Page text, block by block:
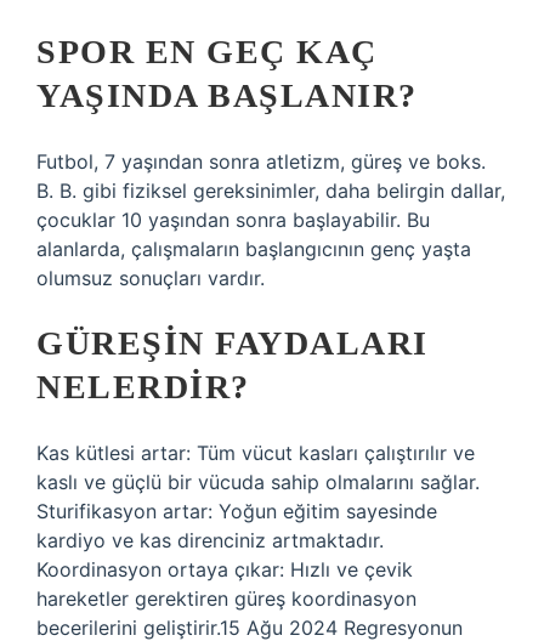
SPOR EN GEÇ KAÇ
YAŞINDA BAŞLANIR?
Futbol, ​​7 yaşından sonra atletizm, güreş ve boks.
B. B. gibi fiziksel gereksinimler, daha belirgin dallar,
çocuklar 10 yaşından sonra başlayabilir. Bu
alanlarda, çalışmaların başlangıcının genç yaşta
olumsuz sonuçları vardır.
GÜREŞIN FAYDALARI
NELERDIR?
Kas kütlesi artar: Tüm vücut kasları çalıştırılır ve
kaslı ve güçlü bir vücuda sahip olmalarını sağlar.
Sturifikasyon artar: Yoğun eğitim sayesinde
kardiyo ve kas direnciniz artmaktadır.
Koordinasyon ortaya çıkar: Hızlı ve çevik
hareketler gerektiren güreş koordinasyon
becerilerini geliştirir.15 Ağu 2024 Regresyonun